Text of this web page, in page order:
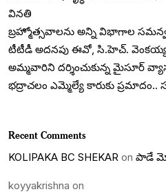
వినతి
బ్రహ్మోత్సవాలను అన్ని విభాగాల
టీటీడీ అదనపు ఈవో, సి.హెచ్.
అమ్మవారిని దర్శించుకున్న మైసూర్
భద్రాచలం ఎమ్మెల్యే కారుకు ప్రమాదం..
Recent Comments
KOLIPAKA BC SHEKAR on పాడే
koyyakrishna on